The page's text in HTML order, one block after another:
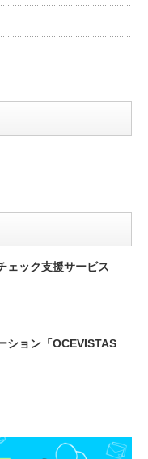
ック支援サービス
ション「OCEVISTAS